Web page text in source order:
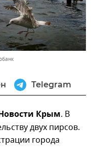
Telegram
Крым. В
двух пирсов.
города